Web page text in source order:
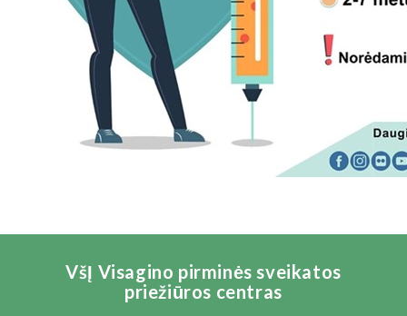
VšĮ Visagino pirminės sveikatos
priežiūros centras